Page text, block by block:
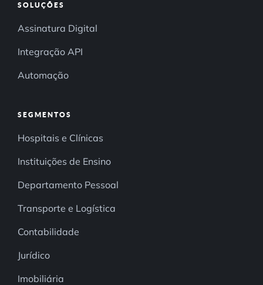
SOLUÇÕES
Assinatura Digital
Integração API
Automação
SEGMENTOS
Hospitais e Clínicas
Instituições de Ensino
Departamento Pessoal
Transporte e Logística
Contabilidade
Jurídico
Imobiliária